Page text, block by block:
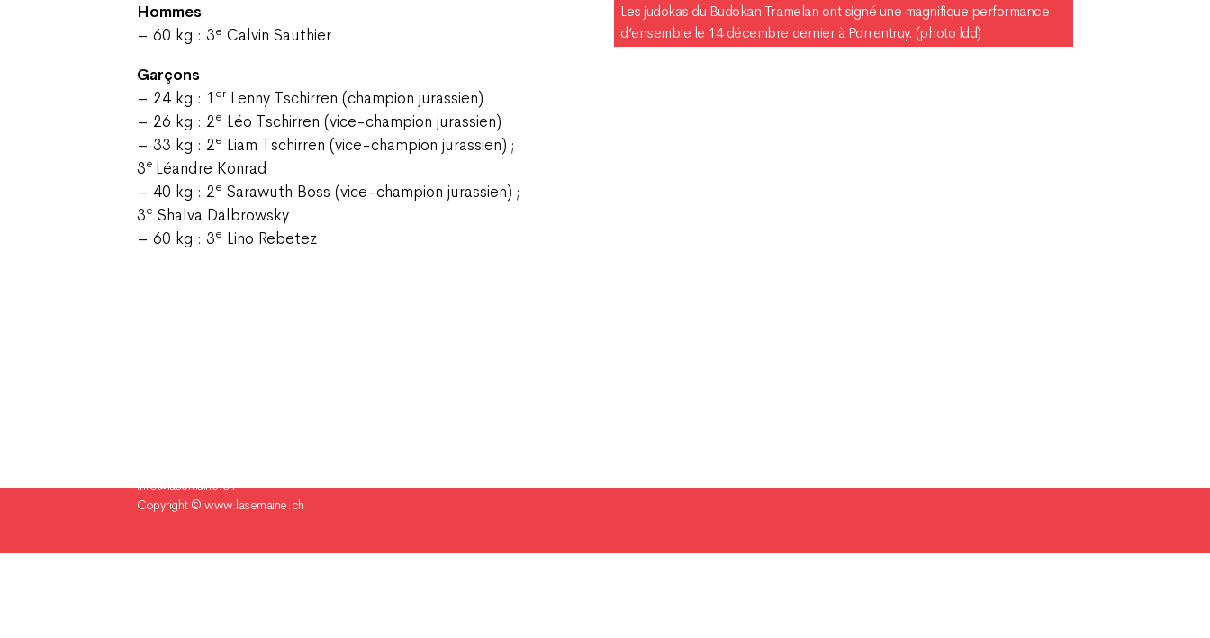
Hommes
– 60 kg : 3e Calvin Sauthier
Garçons
– 24 kg : 1 er Lenny Tschirren (champion jurassien)
– 26 kg : 2e Léo Tschirren (vice-champion jurassien)
– 33 kg : 2e Liam Tschirren (vice-champion jurassien) ;
3e Léandre Konrad
– 40 kg : 2e Sarawuth Boss (vice-champion jurassien) ;
3e Shalva Dalbrowsky
– 60 kg : 3e Lino Rebetez
Les judokas du Budokan Tramelan ont signé une magnifique performance
d’ensemble le 14 décembre dernier à Porrentruy. (photo ldd)
info@lasemaine.ch
Copyright ©www.lasemaine.ch